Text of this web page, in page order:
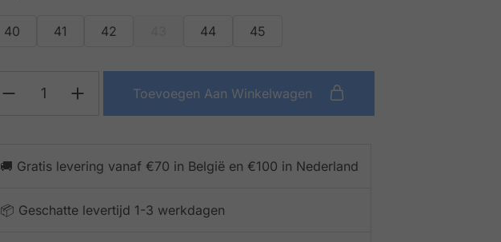
40 41 42 44 45
Toevoegen Aan Winkelwagen
🚚 Gratis levering vanaf €70 in België en €100 in Nederland
📦 Geschatte levertijd 1-3 werkdagen